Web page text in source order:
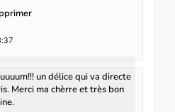
un délice qui va directe
Merci ma chèrre et très bon